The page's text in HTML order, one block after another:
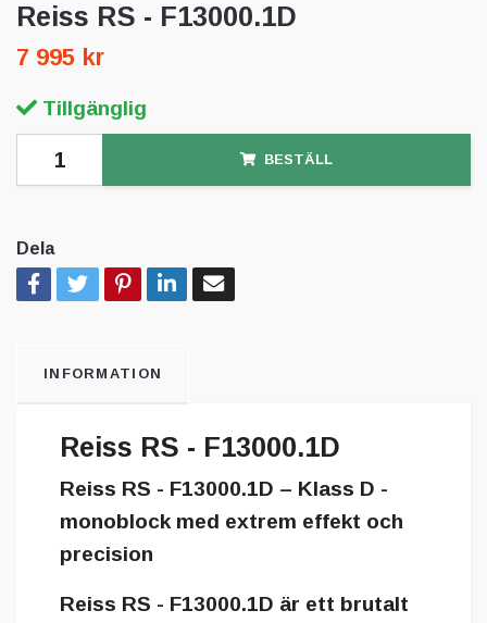
Reiss RS - F13000.1D
7 995 kr
Tillgänglig
BESTÄLL
Dela
INFORMATION
Reiss RS - F13000.1D
Reiss RS - F13000.1D – Klass D -
monoblock med extrem effekt och
precision
Reiss RS - F13000.1D är ett brutalt